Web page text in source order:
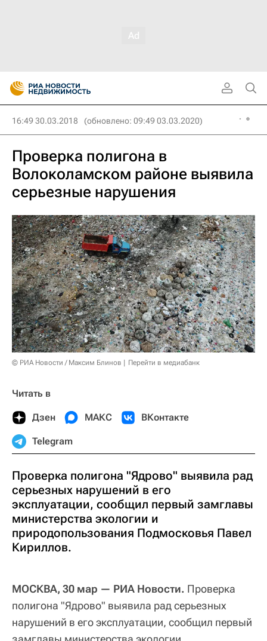
16:49 30.03.2018 (обновлено: 09:49 03.03.2020)
Проверка полигона в
Волоколамском районе выявила
серьезные нарушения
© РИА Новости / Максим Блинов Перейти в медиабанк
Читать в
Дзен МАКС ВКонтакте
Telegram
Проверка полигона "Ядрово" выявила рад
серьезных нарушений в его
эксплуатации, сообщил первый замглавы
министерства экологии и
природопользования Подмосковья Павел
Кириллов.
МОСКВА, 30 мар — РИА Новости. Проверка
полигона "Ядрово" выявила рад серьезных
нарушений в его эксплуатации, сообщил первый